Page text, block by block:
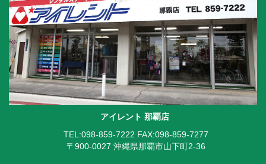
アイレント 那覇店
TEL:098-859-7222 FAX:098-859-7277
〒900-0027 沖縄県那覇市山下町2-36